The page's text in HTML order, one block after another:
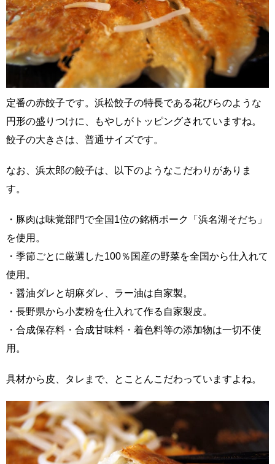
定番の赤餃子です。浜松餃子の特長である花びらのような
円形の盛りつけに、もやしがトッピングされていますね。
餃子の大きさは、普通サイズです。
なお、浜太郎の餃子は、以下のようなこだわりがありま
す。
・豚肉は味覚部門で全国1位の銘柄ポーク「浜名湖そだち」
を使用。
・季節ごとに厳選した100％国産の野菜を全国から仕入れて
使用。
・醤油ダレと胡麻ダレ、ラー油は自家製。
・長野県から小麦粉を仕入れて作る自家製皮。
・合成保存料・合成甘味料・着色料等の添加物は一切不使
用。
具材から皮、タレまで、とことんこだわっていますよね。